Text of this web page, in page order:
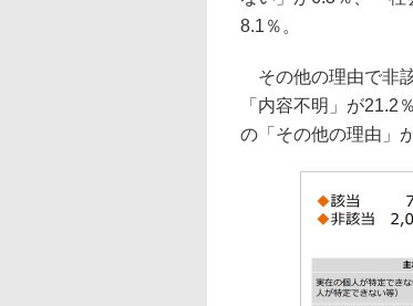
8.1％。
その他の理由で非
「内容不明」が21.2
の「その他の理由」